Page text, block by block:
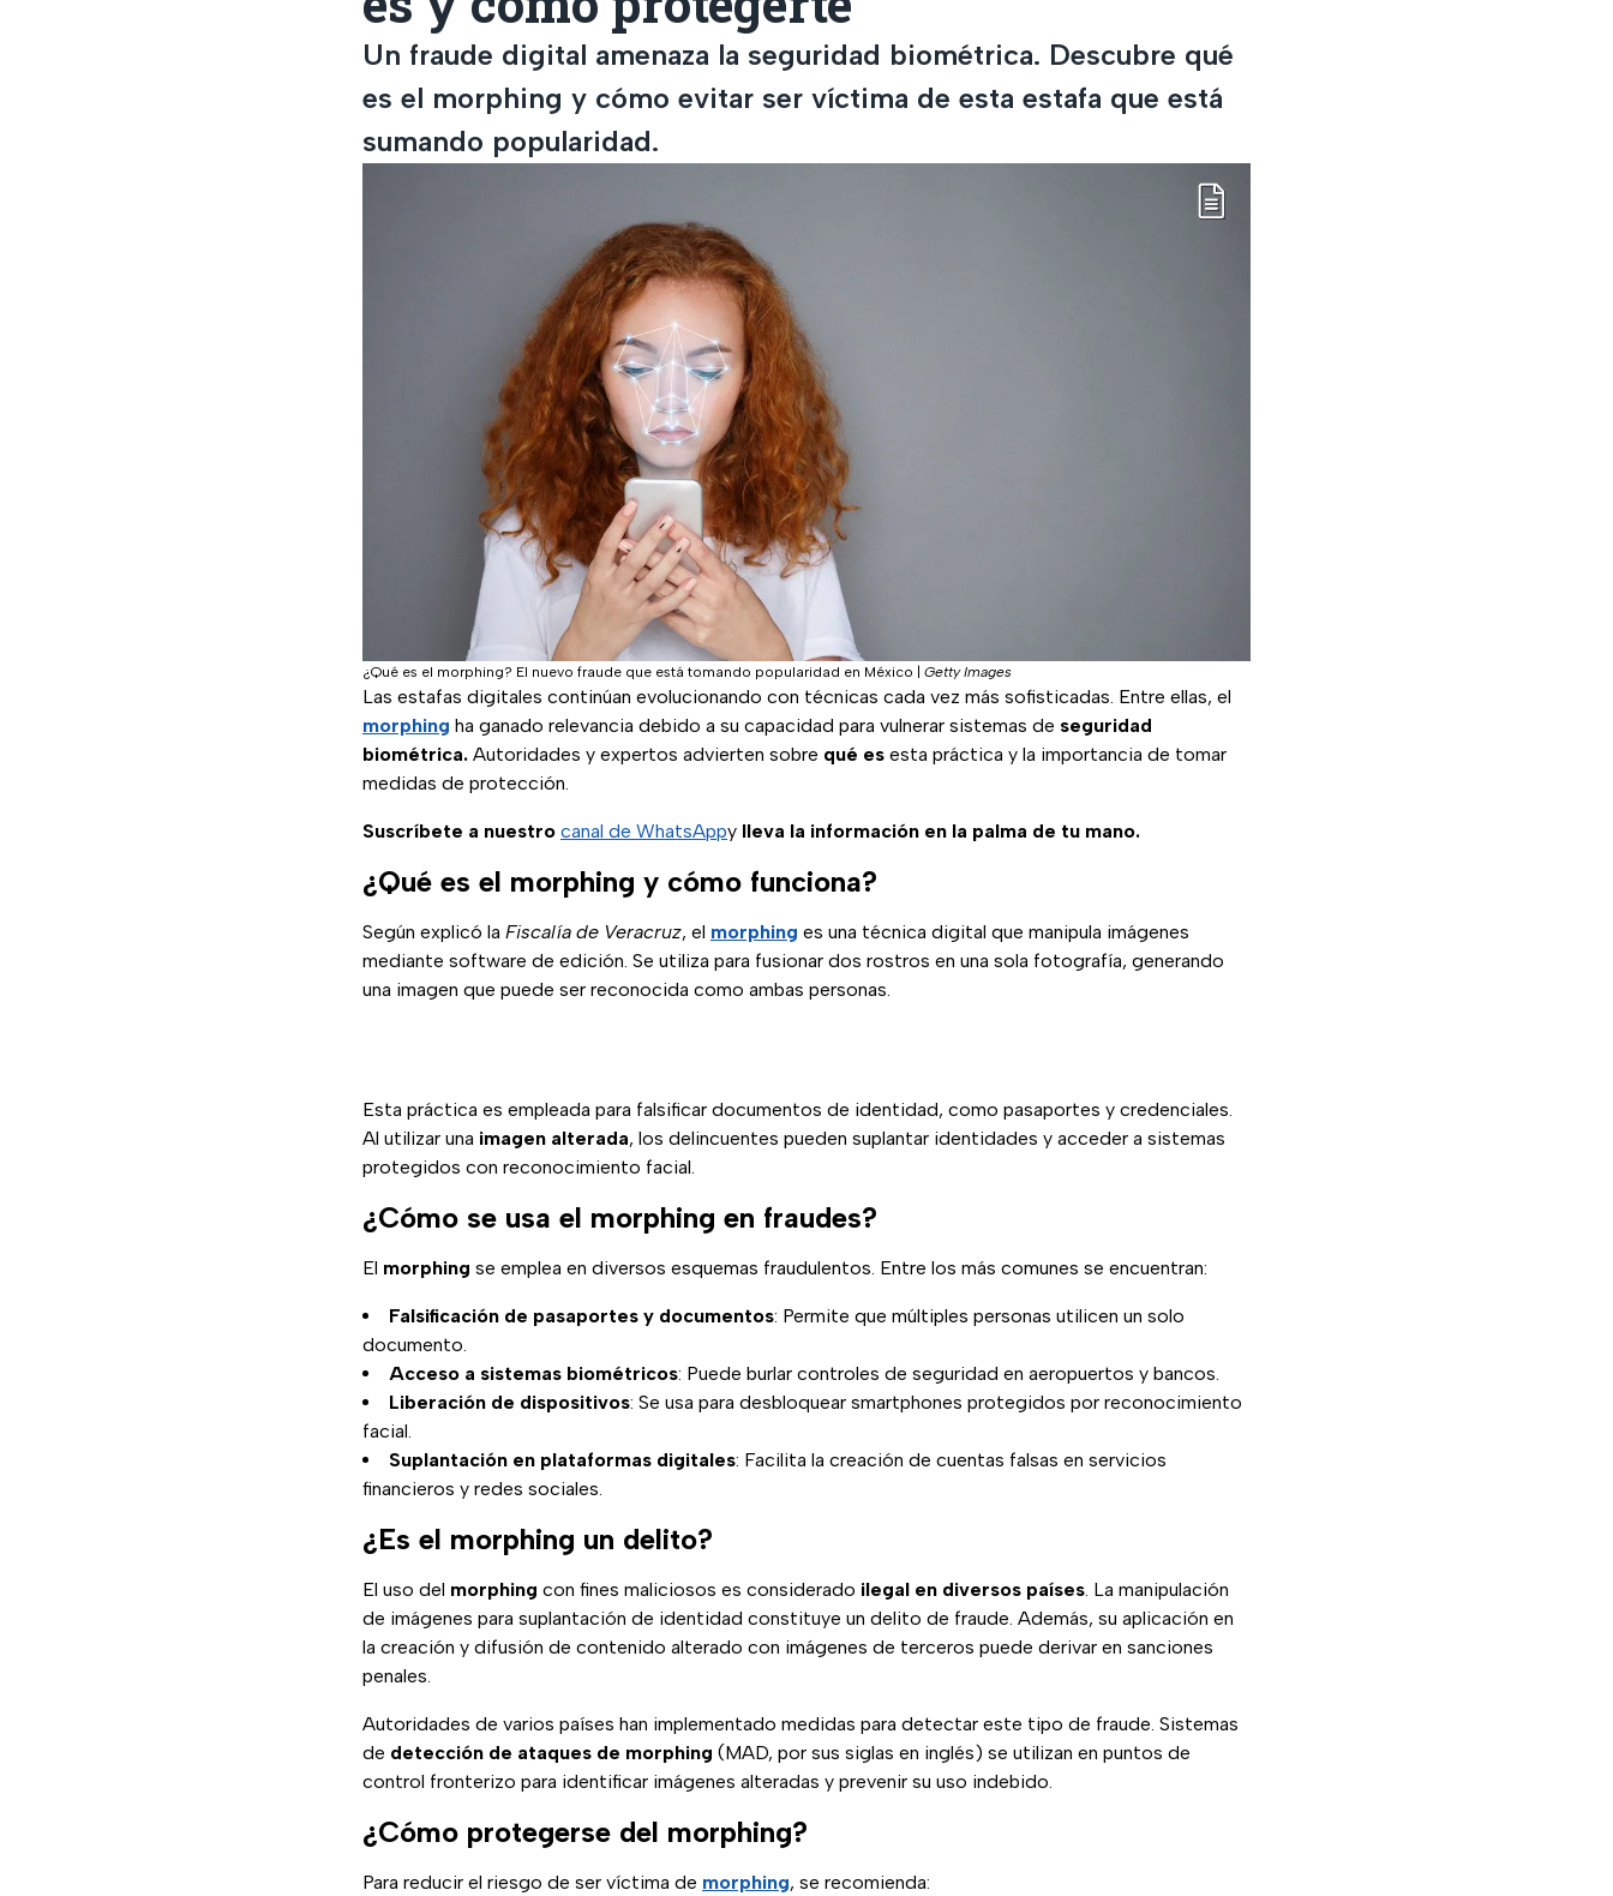
Un fraude digital amenaza la seguridad biométrica. Descubre qué
es el morphing y cómo evitar ser víctima de esta estafa que está
sumando popularidad.
¿Qué es el morphing? El nuevo fraude que está tomando popularidad en México Getty Images
Las estafas digitales continúan evolucionando con técnicas cada vez más sofisticadas. Entre ellas, el
morphing ha ganado relevancia debido a su capacidad para vulnerar sistemas de seguridad
biométrica. Autoridades y expertos advierten sobre qué es esta práctica y la importancia de tomar
medidas de protección.
Suscríbete a nuestro canal de WhatsAppy lleva la información en la palma de tu mano.
¿Qué es el morphing y cómo funciona?
Según explicó la Fiscalía de Veracruz, el morphing es una técnica digital que manipula imágenes
mediante software de edición. Se utiliza para fusionar dos rostros en una sola fotografía, generando
una imagen que puede ser reconocida como ambas personas.
Esta práctica es empleada para falsificar documentos de identidad, como pasaportes y credenciales.
Al utilizar una imagen alterada, los delincuentes pueden suplantar identidades y acceder a sistemas
protegidos con reconocimiento facial.
¿Cómo se usa el morphing en fraudes?
El morphing se emplea en diversos esquemas fraudulentos. Entre los más comunes se encuentran:
Falsificación de pasaportes y documentos: Permite que múltiples personas utilicen un solo
documento.
Acceso a sistemas biométricos: Puede burlar controles de seguridad en aeropuertos y bancos.
Liberación de dispositivos: Se usa para desbloquear smartphones protegidos por reconocimiento
facial.
Suplantación en plataformas digitales: Facilita la creación de cuentas falsas en servicios
financieros y redes sociales.
¿Es el morphing un delito?
El uso del morphing con fines maliciosos es considerado ilegal en diversos países. La manipulación
de imágenes para suplantación de identidad constituye un delito de fraude. Además, su aplicación en
la creación y difusión de contenido alterado con imágenes de terceros puede derivar en sanciones
penales.
Autoridades de varios países han implementado medidas para detectar este tipo de fraude. Sistemas
de detección de ataques de morphing (MAD, por sus siglas en inglés) se utilizan en puntos de
control fronterizo para identificar imágenes alteradas y prevenir su uso indebido.
¿Cómo protegerse del morphing?
Para reducir el riesgo de ser víctima de morphing, se recomienda: